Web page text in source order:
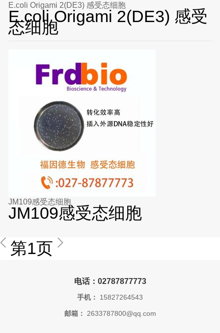
E.coli Origami 2(DE3) 感受态细胞
E.coli Origami 2(DE3) 感受
态细胞
JM109感受态细胞
JM109感受态细胞
第1页
电话：02787877773
手机： 15827264543
邮箱： 2633787800@qq.com